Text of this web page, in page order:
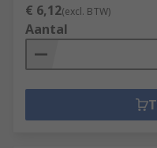
€ 6,12(excl. BTW)
Aantal